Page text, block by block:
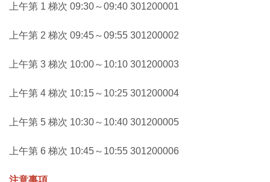
上午第 1 梯次 09:30～09:40 301200001
上午第 2 梯次 09:45～09:55 301200002
上午第 3 梯次 10:00～10:10 301200003
上午第 4 梯次 10:15～10:25 301200004
上午第 5 梯次 10:30～10:40 301200005
上午第 6 梯次 10:45～10:55 301200006
注意事項